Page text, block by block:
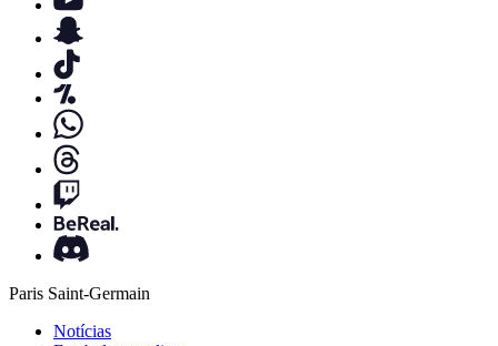
Paris Saint-Germain
Notícias